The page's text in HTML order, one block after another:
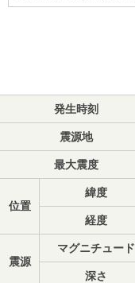
発生時刻
震源地
最大震度
位置
緯度
経度
震源
マグニチュード
深さ